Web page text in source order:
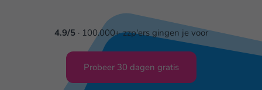
4.9/5· 100.000+ zzp'ers gingen je voor
Probeer 30 dagen gratis